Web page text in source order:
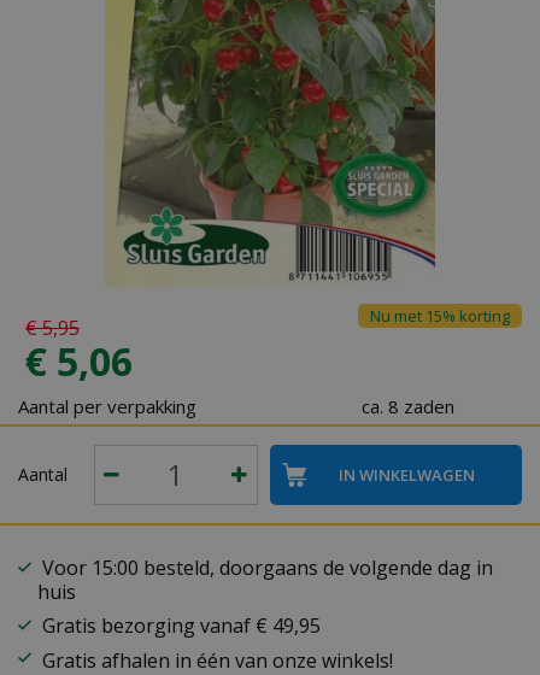
€5,95
€ 5,06
Nu met 15% korting
Aantal per verpakking ca. 8 zaden
Aantal
Voor 15:00 besteld, doorgaans de volgende dag in
huis
Gratis bezorging vanaf € 49,95
Gratis afhalen in één van onze winkels!